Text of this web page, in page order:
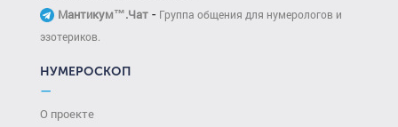
Мантикум™.Чат - Группа общения для нумерологов и
эзотериков.
НУМЕРОСКОП
—
О проекте